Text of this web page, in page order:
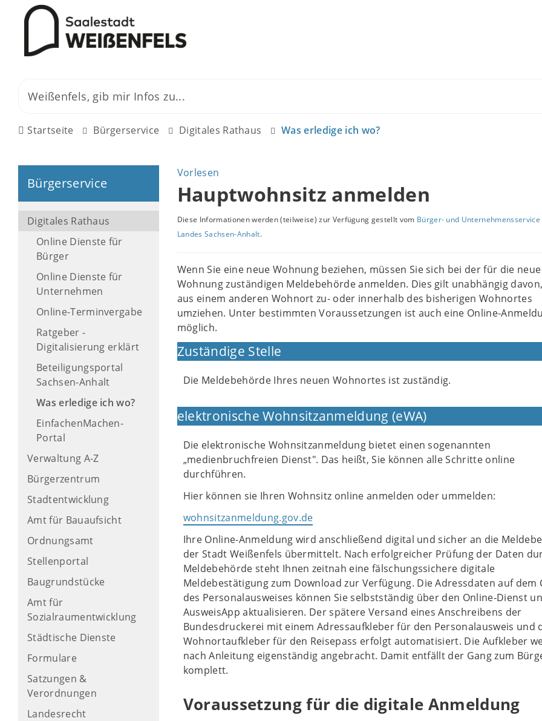
Startseite Bürgerservice Digitales Rathaus Was erledige ich wo?
Bürgerservice
Digitales Rathaus
Online Dienste für
Bürger
Online Dienste für
Unternehmen
Online-Terminvergabe
Ratgeber -
Digitalisierung erklärt
Beteiligungsportal
Sachsen-Anhalt
Was erledige ich wo?
EinfachenMachen-
Portal
Verwaltung A-Z
Bürgerzentrum
Stadtentwicklung
Amt für Bauaufsicht
Ordnungsamt
Stellenportal
Baugrundstücke
Amt für
Sozialraumentwicklung
Städtische Dienste
Formulare
Satzungen &
Verordnungen
Landesrecht
Vorlesen
Hauptwohnsitz anmelden
Diese Informationen werden (teilweise) zur Verfügung gestellt vom Bürger- und Unternehmensservice
Landes Sachsen-Anhalt.
Wenn Sie eine neue Wohnung beziehen, müssen Sie sich bei der für die neue
Wohnung zuständigen Meldebehörde anmelden. Dies gilt unabhängig
aus einem anderen Wohnort zu- oder innerhalb des bisherigen Wohnortes
umziehen. Unter bestimmten Voraussetzungen ist auch eine Online-
möglich.
Zuständige Stelle
Die Meldebehörde Ihres neuen Wohnortes ist zuständig.
elektronische Wohnsitzanmeldung (eWA)
Die elektronische Wohnsitzanmeldung bietet einen sogenannten
„medienbruchfreien Dienst". Das heißt, Sie können alle Schritte online
durchführen.
Hier können sie Ihren Wohnsitz online anmelden oder ummelden:
wohnsitzanmeldung.gov.de
Ihre Online-Anmeldung wird anschließend digital und sicher an die
der Stadt Weißenfels übermittelt. Nach erfolgreicher Prüfung der Daten
Meldebehörde steht Ihnen zeitnah eine fälschungssichere digitale
Meldebestätigung zum Download zur Verfügung. Die Adressdaten auf dem
des Personalausweises können Sie selbstständig über den Online‐Dienst
AusweisApp aktualisieren. Der spätere Versand eines Anschreibens der
Bundesdruckerei mit einem Adressaufkleber für den Personalausweis und
Wohnortaufkleber für den Reisepass erfolgt automatisiert. Die Aufkleber
nach Anleitung eigenständig angebracht. Damit entfällt der Gang zum
komplett.
Voraussetzung für die digitale Anmeldung